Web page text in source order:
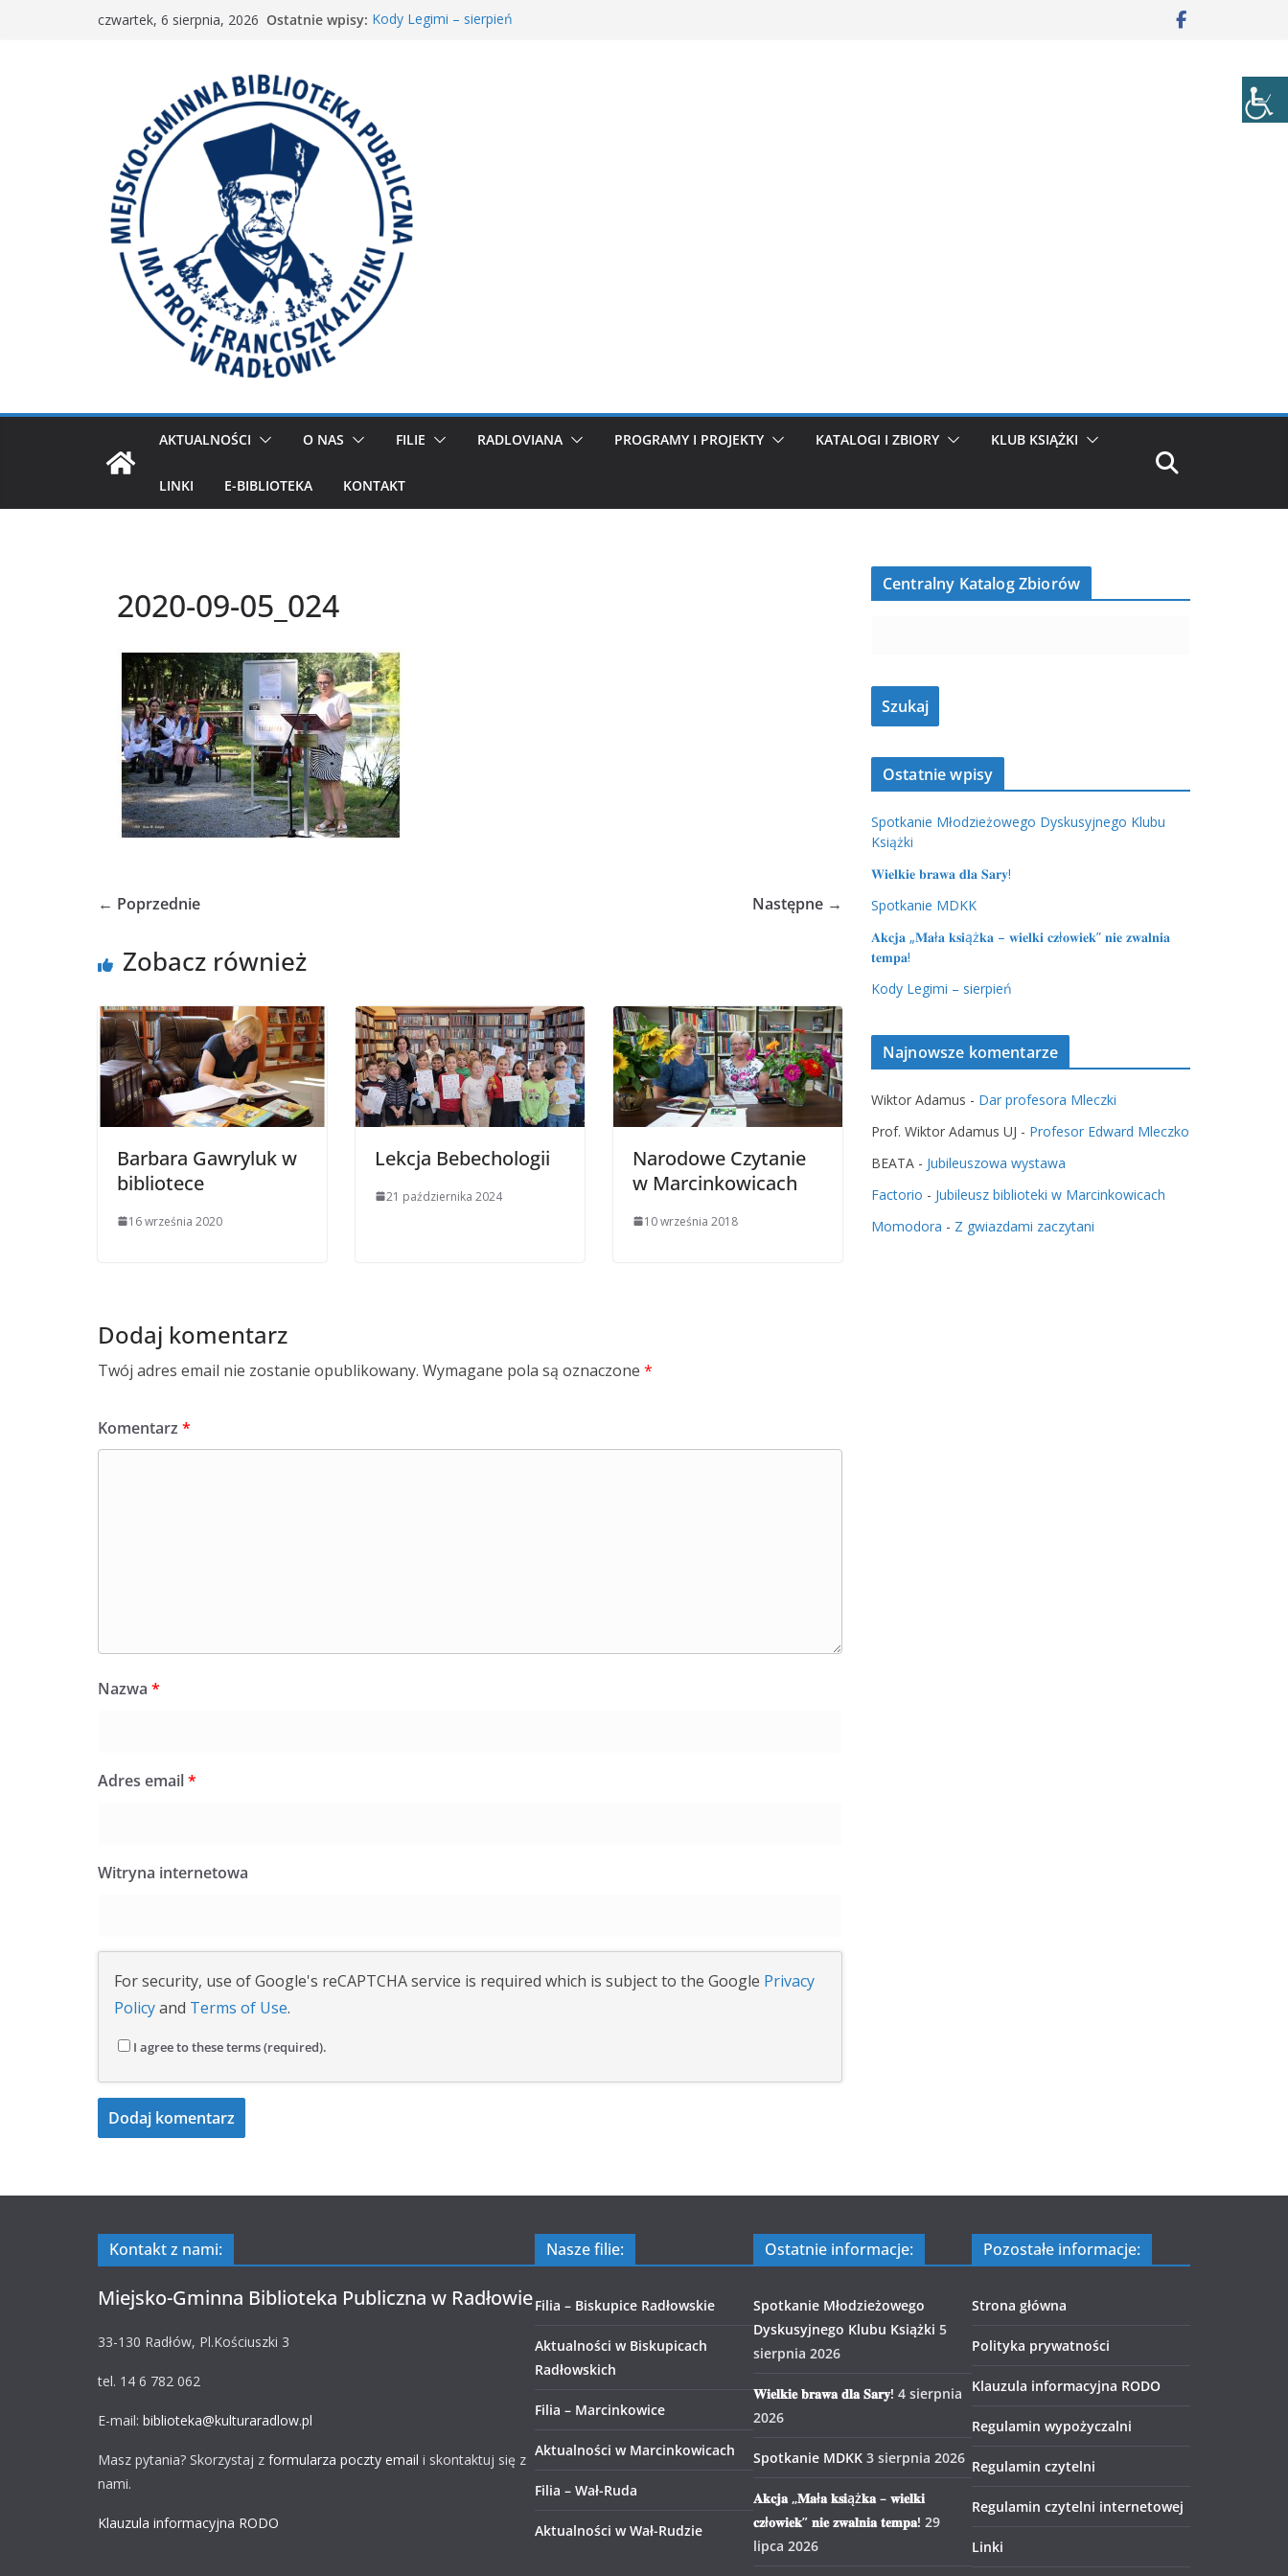
czwartek, 6 sierpnia, 2026 Ostatnie wpisy: Kody Legimi – sierpień
AKTUALNOŚCI O NAS FILIE RADLOVIANA PROGRAMY I PROJEKTY KATALOGI I ZBIORY KLUB KSIĄŻKI
LINKI E-BIBLIOTEKA KONTAKT
2020-09-05_024
← Poprzednie Następne →
Zobacz również
Barbara Gawryluk w
bibliotece
16 września 2020
Lekcja Bebechologii
21 października 2024
Narodowe Czytanie
w Marcinkowicach
10 września 2018
Dodaj komentarz
Twój adres email nie zostanie opublikowany. Wymagane pola są oznaczone *
Komentarz *
Nazwa *
Adres email*
Witryna internetowa
For security, use of Google's reCAPTCHA service is required which is subject to the Google Privacy
Policyand Terms of Use.
I agree to these terms (required).
Centralny Katalog Zbiorów
Ostatnie wpisy
Spotkanie Młodzieżowego Dyskusyjnego Klubu
Książki
𝐖𝐢𝐞𝐥𝐤𝐢𝐞 𝐛𝐫𝐚𝐰𝐚 𝐝𝐥𝐚 𝐒𝐚𝐫𝐲!
Spotkanie MDKK
𝐀𝐤𝐜𝐣𝐚 „𝐌𝐚ł𝐚 𝐤𝐬𝐢ąż𝐤𝐚 – 𝐰𝐢𝐞𝐥𝐤𝐢 𝐜𝐳ł𝐨𝐰𝐢𝐞𝐤” 𝐧𝐢𝐞 𝐳𝐰𝐚𝐥𝐧𝐢𝐚
𝐭𝐞𝐦𝐩𝐚!
Kody Legimi – sierpień
Najnowsze komentarze
Wiktor Adamus - Dar profesora Mleczki
Prof. Wiktor Adamus UJ - Profesor Edward Mleczko
BEATA - Jubileuszowa wystawa
Factorio - Jubileusz biblioteki w Marcinkowicach
Momodora - Z gwiazdami zaczytani
Kontakt z nami:
Miejsko-Gminna Biblioteka Publiczna w Radłowie
33-130 Radłów, Pl.Kościuszki 3
tel. 14 6 782 062
E-mail: biblioteka@kulturaradlow.pl
Masz pytania? Skorzystaj z formularza poczty email i skontaktuj się z
nami.
Klauzula informacyjna RODO
Nasze filie:
Filia – Biskupice Radłowskie
Aktualności w Biskupicach
Radłowskich
Filia – Marcinkowice
Aktualności w Marcinkowicach
Filia – Wał-Ruda
Aktualności w Wał-Rudzie
Ostatnie informacje:
Spotkanie Młodzieżowego
Dyskusyjnego Klubu Książki 5
sierpnia 2026
𝐖𝐢𝐞𝐥𝐤𝐢𝐞 𝐛𝐫𝐚𝐰𝐚 𝐝𝐥𝐚 𝐒𝐚𝐫𝐲! 4 sierpnia
2026
Spotkanie MDKK 3 sierpnia 2026
𝐀𝐤𝐜𝐣𝐚 „𝐌𝐚ł𝐚 𝐤𝐬𝐢ąż𝐤𝐚 – 𝐰𝐢𝐞𝐥𝐤𝐢
𝐜𝐳ł𝐨𝐰𝐢𝐞𝐤” 𝐧𝐢𝐞 𝐳𝐰𝐚𝐥𝐧𝐢𝐚 𝐭𝐞𝐦𝐩𝐚! 29
lipca 2026
Pozostałe informacje:
Strona główna
Polityka prywatności
Klauzula informacyjna RODO
Regulamin wypożyczalni
Regulamin czytelni
Regulamin czytelni internetowej
Linki